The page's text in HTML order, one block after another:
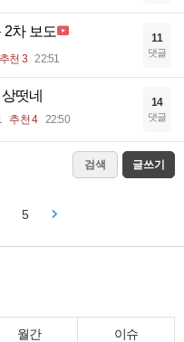
2차 보도
추천 3 22:51
11
댓글
떳네
추천 4 22:50
14
댓글
검색 글쓰기
5
월간 이슈